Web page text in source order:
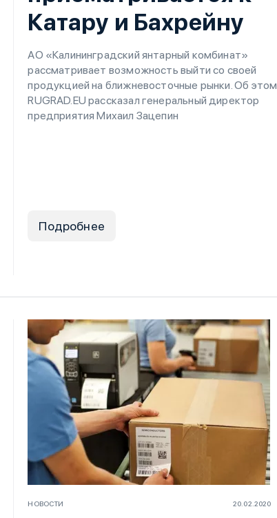
Катару и Бахрейну
АО «Калининградский янтарный комбинат»
рассматривает возможность выйти со своей
продукцией на ближневосточные рынки. Об этом
RUGRAD.EU рассказал генеральный директор
предприятия Михаил Зацепин
Подробнее
НОВОСТИ 20.02.2020